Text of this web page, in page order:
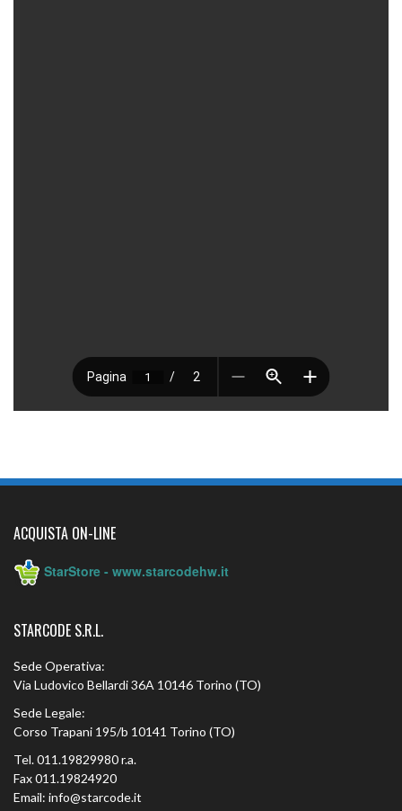
ACQUISTA ON-LINE
StarStore - www.starcodehw.it
STARCODE S.R.L.
Sede Operativa:
Via Ludovico Bellardi 36A 10146 Torino (TO)
Sede Legale:
Corso Trapani 195/b 10141 Torino (TO)
Tel. 011.19829980 r.a.
Fax 011.19824920
Email: info@starcode.it